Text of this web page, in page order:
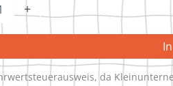
+
da